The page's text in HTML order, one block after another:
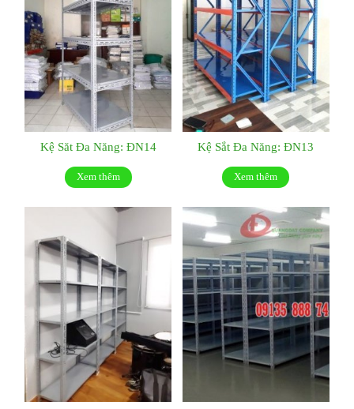
Kệ Săt Đa Năng: ĐN14
Xem thêm
Kệ Sắt Đa Năng: ĐN13
Xem thêm